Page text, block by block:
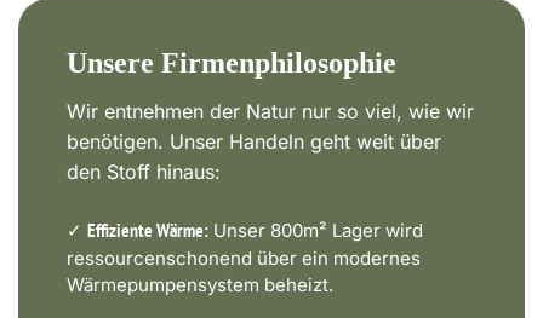
Unsere Firmenphilosophie
Wir entnehmen der Natur nur so viel, wie wir
benötigen. Unser Handeln geht weit über
den Stoff hinaus:
✓ Effiziente Wärme: Unser 800m² Lager wird
ressourcenschonend über ein modernes
Wärmepumpensystem beheizt.